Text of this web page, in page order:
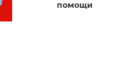
помощи